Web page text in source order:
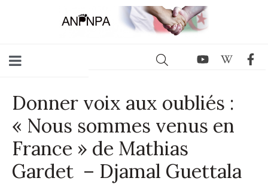
Donner voix aux oubliés :
« Nous sommes venus en
France » de Mathias
Gardet – Djamal Guettala